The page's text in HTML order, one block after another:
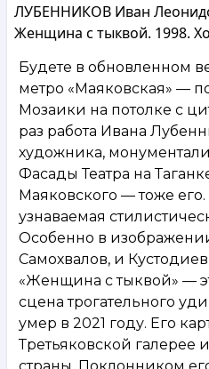
ЛУБЕННИКОВ Иван
Женщина с тыквой. 1998.
Будете в обновленном
метро «Маяковская» —
Мозаики на потолке с
раз работа Ивана
художника,
Фасады Театра на
Маяковского — тоже
узнаваемая
Особенно в
Самохвалов, и
«Женщина с тыквой» —
сцена трогательного
умер в 2021 году. Его
Третьяковской галерее
страны. Поклонником